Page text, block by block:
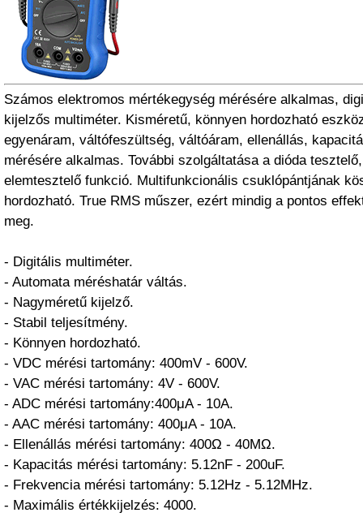
Számos elektromos mértékegység mérésére alkalmas,
kijelzős multiméter. Kisméretű, könnyen hordozható
egyenáram, váltófeszültség, váltóáram, ellenállás,
mérésére alkalmas. További szolgáltatása a dióda
elemtesztelő funkció. Multifunkcionális csuklópántjának
hordozható. True RMS műszer, ezért mindig a pontos
meg.
- Digitális multiméter.
- Automata méréshatár váltás.
- Nagyméretű kijelző.
- Stabil teljesítmény.
- Könnyen hordozható.
- VDC mérési tartomány: 400mV - 600V.
- VAC mérési tartomány: 4V - 600V.
- ADC mérési tartomány:400μA - 10A.
- AAC mérési tartomány: 400μA - 10A.
- Ellenállás mérési tartomány: 400Ω - 40MΩ.
- Kapacitás mérési tartomány: 5.12nF - 200uF.
- Frekvencia mérési tartomány: 5.12Hz - 5.12MHz.
- Maximális értékkijelzés: 4000.